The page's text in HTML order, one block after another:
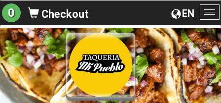
EN
0 Checkout